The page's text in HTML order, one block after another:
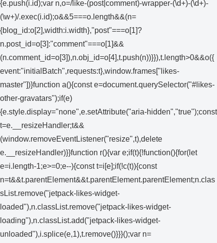
{e.push(i.id);var n,o=/like-(post|comment)-wrapper-(\d+)-(\d+)-
(\w+)/.exec(i.id);o&&5===o.length&&(n=
{blog_id:o[2],width:i.width},"post"===o[1]?
n.post_id=o[3]:"comment"===o[1]&&
(n.comment_id=o[3]),n.obj_id=o[4],t.push(n))}}),t.length>0&&o({
event:"initialBatch",requests:t},window.frames["likes-
master"])}function a(){const e=document.querySelector("#likes-
other-gravatars");if(e)
{e.style.display="none",e.setAttribute("aria-hidden","true");const
t=e.__resizeHandler;t&&
(window.removeEventListener("resize",t),delete
e.__resizeHandler)}}function r(){var e;if(t){!function(){for(let
e=i.length-1;e>=0;e--){const t=i[e];if(!c(t)){const
n=t&&t.parentElement&&t.parentElement.parentElement;n.clas
sList.remove("jetpack-likes-widget-
loaded"),n.classList.remove("jetpack-likes-widget-
loading"),n.classList.add("jetpack-likes-widget-
unloaded"),i.splice(e,1),t.remove()}}}();var n=